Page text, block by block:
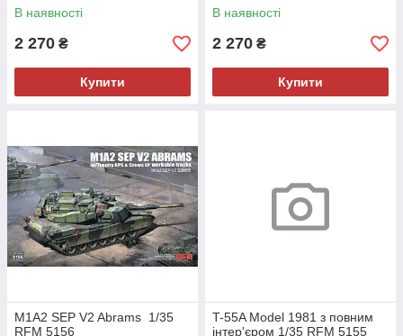
В наявності
2 270 ₴
Купити
В наявності
2 270 ₴
Купити
M1A2 SEP V2 Abrams 1/35
RFM 5156
T-55A Model 1981 з повним
інтер'єром 1/35 RFM 5155